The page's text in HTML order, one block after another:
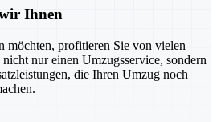
Ihnen
möchten, profitieren Sie von vielen
nur einen Umzugsservice, sondern
die Ihren Umzug noch